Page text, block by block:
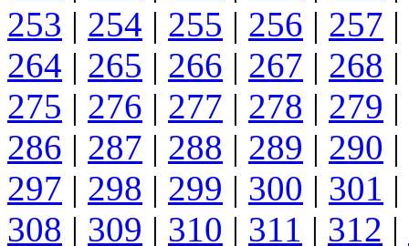
253 | 254 | 255 | 256 | 257 |
264 | 265 | 266 | 267 | 268 |
275 | 276 | 277 | 278 | 279 |
286 | 287 | 288 | 289 | 290 |
297 | 298 | 299 | 300 | 301 |
308 | 309 | 310 | 311 | 312 |